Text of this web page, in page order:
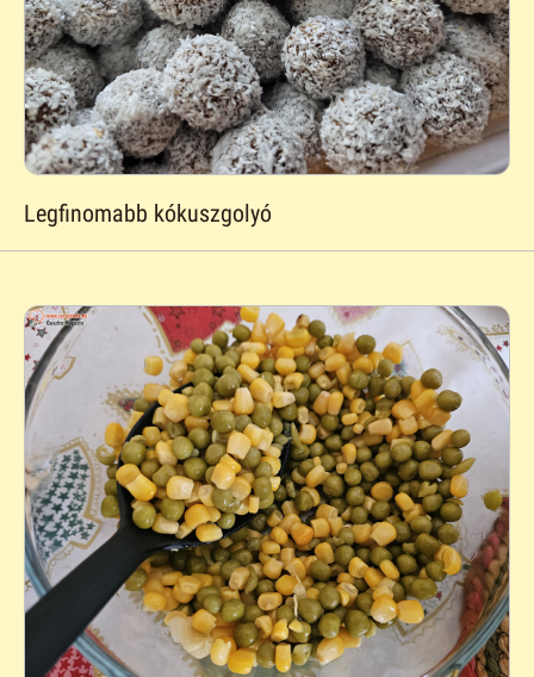
Legfinomabb kókuszgolyó